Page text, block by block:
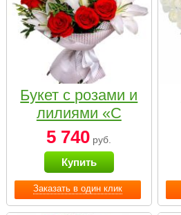
Заказать в один клик
Букет с розами и
лилиями «С
наилучшими
пожеланиями»
5 740 руб.
Купить